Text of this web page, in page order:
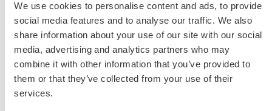
We use cookies to personalise content and ads, to provide
social media features and to analyse our traffic. We also
share information about your use of our site with our social
media, advertising and analytics partners who may
combine it with other information that you’ve provided to
them or that they’ve collected from your use of their
services.
import en twee derde van de export verloopt via zee- en
binnenvaart. Deze export draagt voor meer dan 30% bij
aan ons BBP. De sector is met een totale toegevoegde
waarde van 56,5 miljard euro en 590.000 werknemers één
van de grootste pijlers voor een bloeiende Nederlandse
economie.